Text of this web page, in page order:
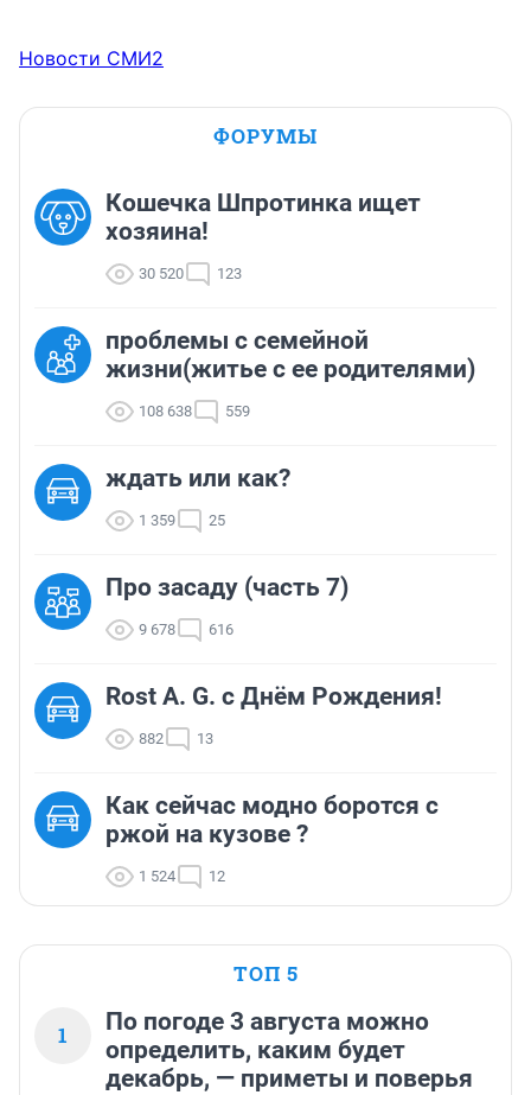
Новости СМИ2
ФОРУМЫ
Кошечка Шпротинка ищет
хозяина!
30 520 123
проблемы с семейной
жизни(житье с ее родителями)
108 638 559
ждать или как?
1 359 25
Про засаду (часть 7)
9 678 616
Rost A. G. с Днём Рождения!
882 13
Как сейчас модно боротся с
ржой на кузове ?
1 524 12
ТОП 5
1
По погоде 3 августа можно
определить, каким будет
декабрь, — приметы и поверья